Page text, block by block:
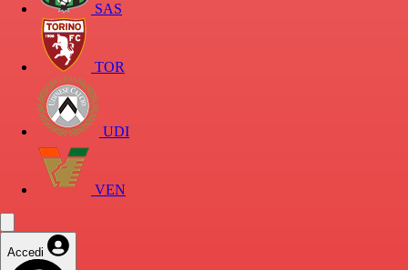
SAS
TOR
UDI
VEN
Accedi